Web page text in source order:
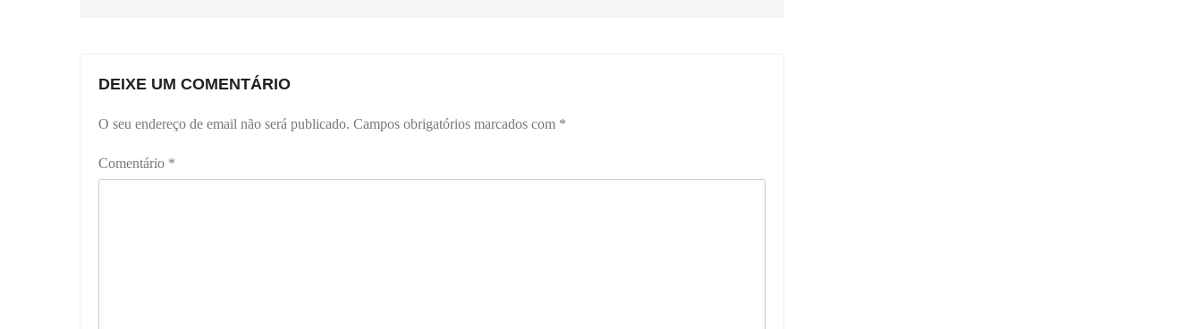
DEIXE UM COMENTÁRIO
O seu endereço de email não será publicado. Campos obrigatórios marcados com *
Comentário *